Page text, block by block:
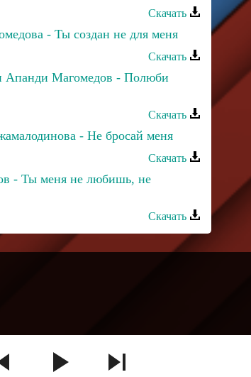
Скачать
- Ты создан не для меня
Скачать
Апанди Магомедов - Полюби
Скачать
- Не бросай меня
Скачать
- Ты меня не любишь, не
Скачать